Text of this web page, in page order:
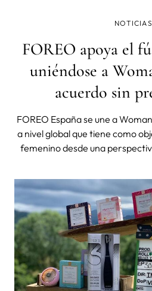
NOTICIAS
FOREO apoya el
uniéndose a
acuerdo sin
FOREO España se une a
a nivel global que tiene como
femenino desde una
de una manera única. Dice la
de Oro,